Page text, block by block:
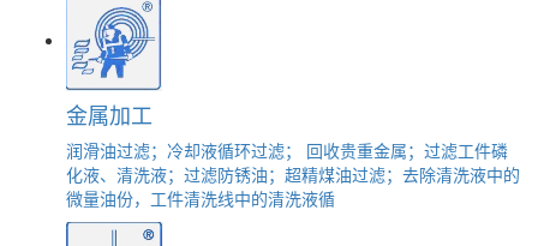
金属加工
润滑油过滤；冷却液循环过滤； 回收贵重金属；过滤工件磷
化液、清洗液；过滤防锈油；超精煤油过滤；去除清洗液中的
微量油份，工件清洗线中的清洗液循